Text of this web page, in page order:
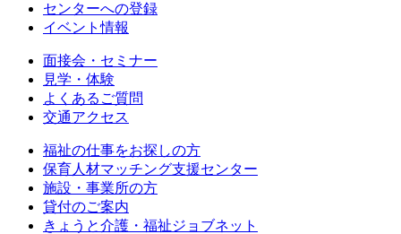
センターへの登録
イベント情報
面接会・セミナー
見学・体験
よくあるご質問
交通アクセス
福祉の仕事をお探しの方
保育人材マッチング支援センター
施設・事業所の方
貸付のご案内
きょうと介護・福祉ジョブネット